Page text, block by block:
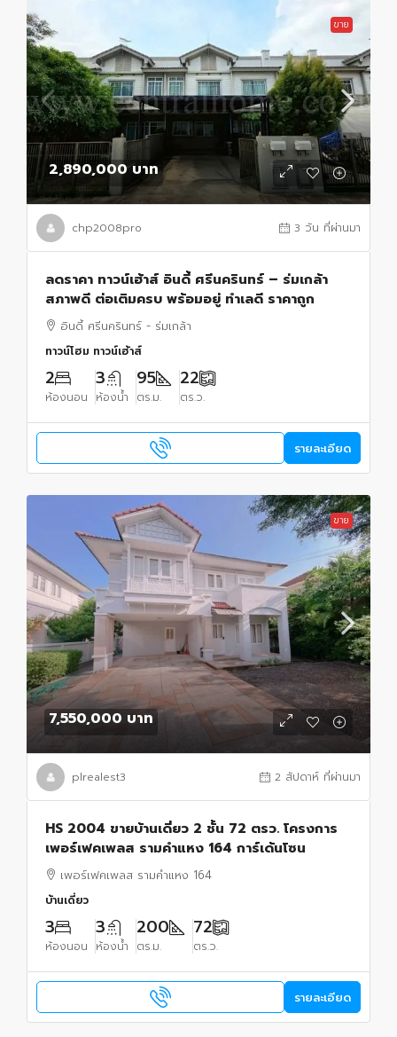
ขาย
2,890,000 บาท
chp2008pro 3 วัน ที่ผ่านมา
ลดราคา ทาวน์เฮ้าส์ อินดี้ ศรีนครินทร์ – ร่มเกล้า
สภาพดี ต่อเติมครบ พร้อมอยู่ ทำเลดี ราคาถูก
อินดี้ ศรีนครินทร์ - ร่มเกล้า
ทาวน์โฮม ทาวน์เฮ้าส์
2
ห้องนอน
3
ห้องน้ำ
95
ตร.ม.
22
ตร.ว.
รายละเอียด
ขาย
7,550,000 บาท
plrealest3 2 สัปดาห์ ที่ผ่านมา
HS 2004 ขายบ้านเดี่ยว 2 ชั้น 72 ตรว. โครงการ
เพอร์เฟคเพลส รามคำแหง 164 การ์เด้นโซน
เพอร์เฟคเพลส รามคำแหง 164
บ้านเดี่ยว
3
ห้องนอน
3
ห้องน้ำ
200
ตร.ม.
72
ตร.ว.
รายละเอียด